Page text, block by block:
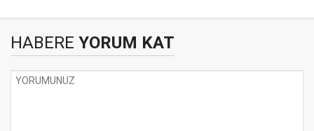
HABERE YORUM KAT